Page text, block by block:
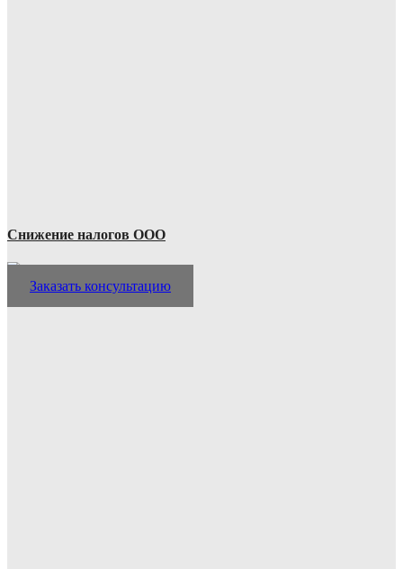
Снижение налогов ООО
Заказать консультацию